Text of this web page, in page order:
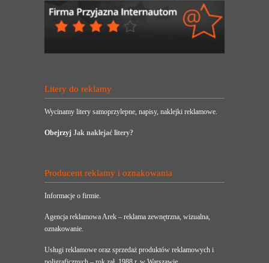
Litery do reklamy
Wycinamy litery samoprzylepne, napisy, naklejki reklamowe.
Obejrzyj Jak naklejać litery?
Producent reklamy i oznakowania
Informacje o firmie.
Agencja reklamowa Arek – reklama zewnętrzna, wizualna,
oznakowanie.
Usługi reklamowe oraz sprzedaż produktów reklamowych i